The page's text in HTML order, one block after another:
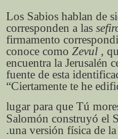
Los Sabios hablan de
corresponden a las
firmamento
conoce como Zevul ,
encuentra la Jerusalén
fuente de esta
“Ciertamente te he
lugar para que Tú
Salomón construyó el
una versión física de